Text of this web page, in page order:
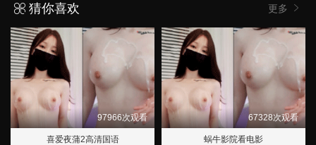
更多
猜你喜欢
97966次观看
喜爱夜蒲2高清国语
67328次观看
蜗牛影院看电影